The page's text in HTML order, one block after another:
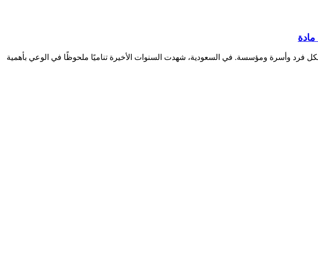
لكل فرد وأسرة ومؤسسة. في السعودية، شهدت السنوات الأخيرة تناميًا ملحوظًا في الوعي بأهمية